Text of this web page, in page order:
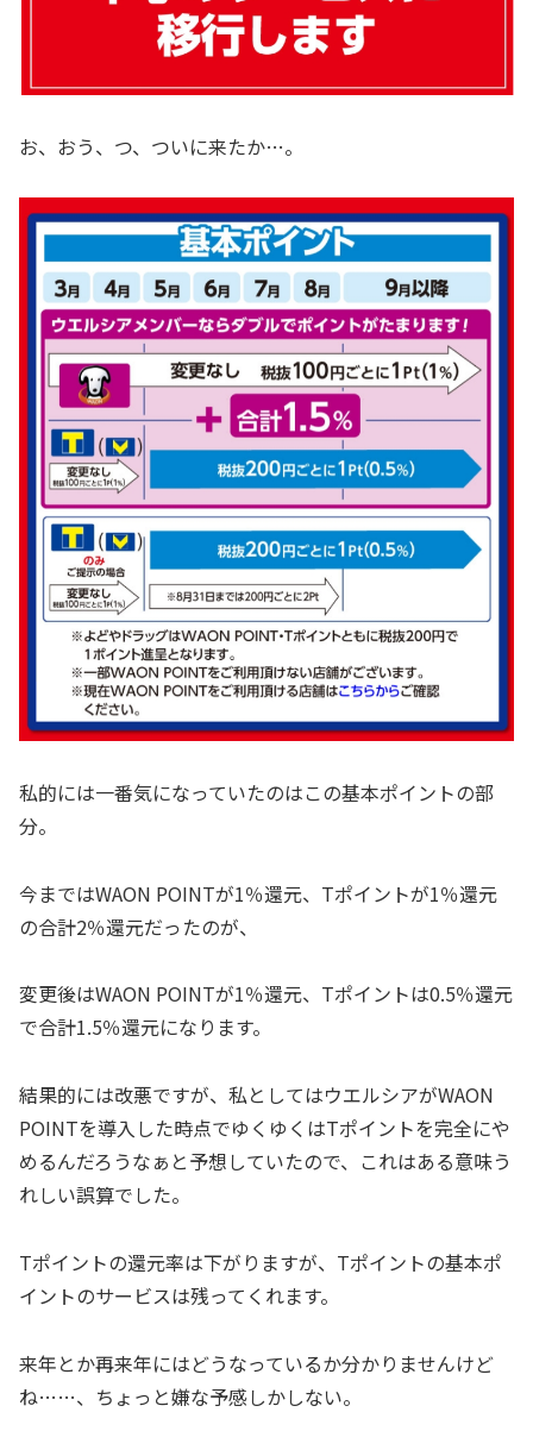
お、おう、つ、ついに来たか…。
私的には一番気になっていたのはこの基本ポイントの部
分。
今まではWAON POINTが1％還元、Tポイントが1％還元
の合計2％還元だったのが、
変更後はWAON POINTが1％還元、Tポイントは0.5％還元
で合計1.5％還元になります。
結果的には改悪ですが、私としてはウエルシアがWAON
POINTを導入した時点でゆくゆくはTポイントを完全にや
めるんだろうなぁと予想していたので、これはある意味う
れしい誤算でした。
Tポイントの還元率は下がりますが、Tポイントの基本ポ
イントのサービスは残ってくれます。
来年とか再来年にはどうなっているか分かりませんけど
ね……、ちょっと嫌な予感しかしない。